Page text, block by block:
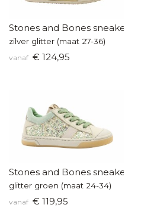
Stones and Bones sneakers
zilver glitter (maat 27-36)
vanaf € 124,95
Stones and Bones sneakers
glitter groen (maat 24-34)
vanaf € 119,95